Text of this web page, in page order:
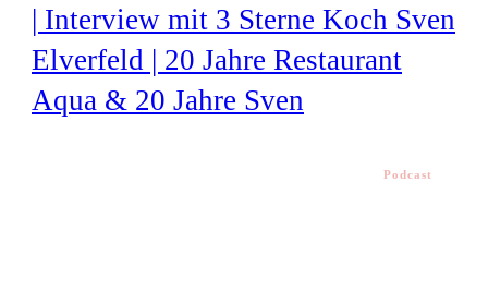
| Interview mit 3 Sterne Koch Sven
Elverfeld | 20 Jahre Restaurant
Aqua & 20 Jahre Sven
Podcast